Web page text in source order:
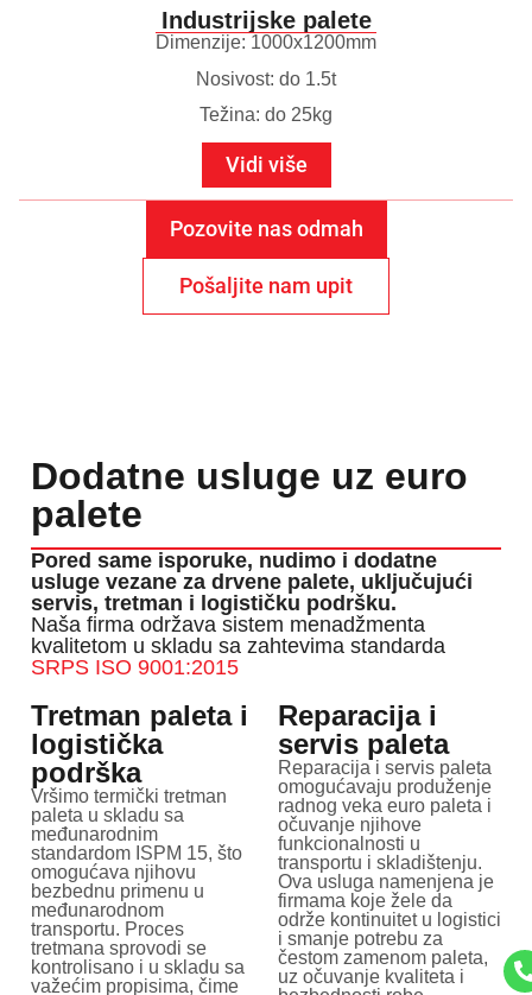
Industrijske palete
Dimenzije: 1000x1200mm
Nosivost: do 1.5t
Težina: do 25kg
Vidi više
Pozovite nas odmah
Pošaljite nam upit
Dodatne usluge uz euro
palete
Pored same isporuke, nudimo i dodatne
usluge vezane za drvene palete, uključujući
servis, tretman i logističku podršku.
Naša firma održava sistem menadžmenta
kvalitetom u skladu sa zahtevima standarda
SRPS ISO 9001:2015
Tretman paleta i
logistička
podrška
Vršimo termički tretman
paleta u skladu sa
međunarodnim
standardom ISPM 15, što
omogućava njihovu
bezbednu primenu u
međunarodnom
transportu. Proces
tretmana sprovodi se
kontrolisano i u skladu sa
važećim propisima, čime
Reparacija i
servis paleta
Reparacija i servis paleta
omogućavaju produženje
radnog veka euro paleta i
očuvanje njihove
funkcionalnosti u
transportu i skladištenju.
Ova usluga namenjena je
firmama koje žele da
održe kontinuitet u logistici
i smanje potrebu za
čestom zamenom paleta,
uz očuvanje kvaliteta i